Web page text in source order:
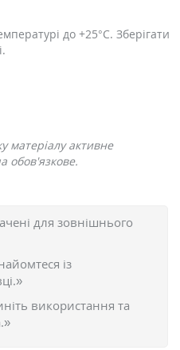
до +25°С. Зберігати
матеріалу активне
обов'язкове.
для зовнішнього
із
використання та